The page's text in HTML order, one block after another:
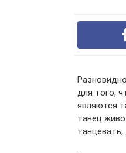
для того,
являются
танец